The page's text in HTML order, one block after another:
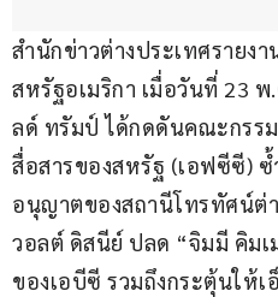
สำนักข่าวต่างประเทศรายง
สหรัฐอเมริกา เมื่อวันที่ 23
ลด์ ทรัมป์ ได้กดดันคณะกรร
สื่อสารของสหรัฐ (เอฟซีซี) ซ้
อนุญาตของสถานีโทรทัศน์ต่า
วอลต์ ดิสนีย์ ปลด “จิมมี คิมเ
ของเอบีซี รวมถึงกระตุ้นให้